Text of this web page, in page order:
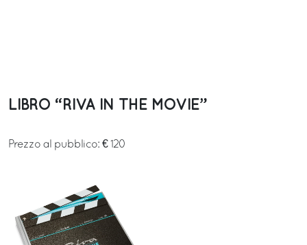
LIBRO “RIVA IN THE MOVIE”
Prezzo al pubblico: € 120